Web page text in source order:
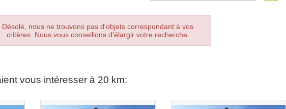
Désolé, nous ne trouvons pas d'objets correspondant à vos
critères. Nous vous conseillons d'élargir votre recherche.
vous intéresser à 20 km: